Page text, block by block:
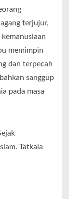
terjujur,
memimpin
dan terpecah
sanggup
pada masa
Tatkala